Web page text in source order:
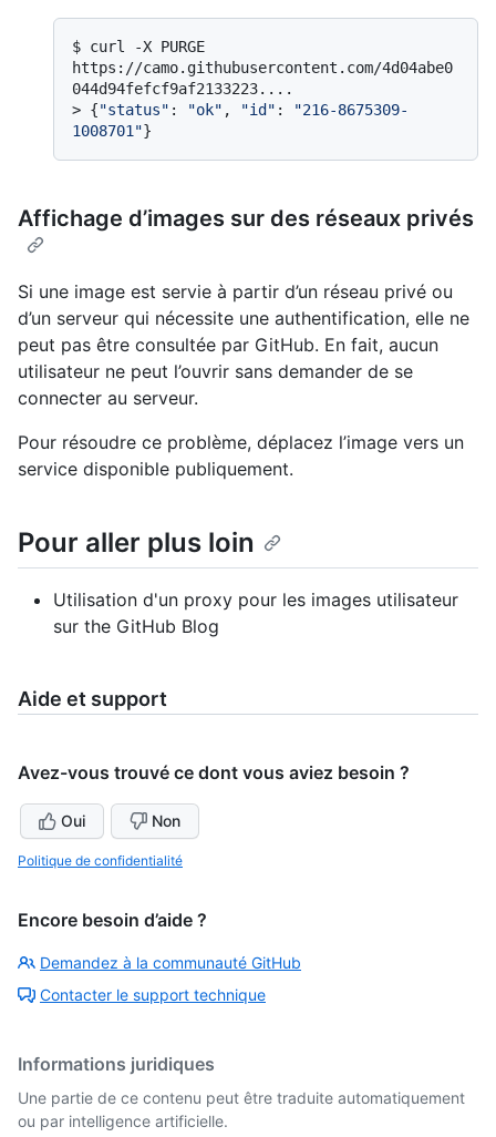
$ curl -X PURGE
https://camo.githubusercontent.com/4d04abe0
044d94fefcf9af2133223....
> {"status" : "ok" , "id" :
"216-8675309-
1008701"}
Affichage d’images sur des réseaux privés
Si une image est servie à partir d’un réseau privé ou
d’un serveur qui nécessite une authentification, elle ne
peut pas être consultée par GitHub. En fait, aucun
utilisateur ne peut l’ouvrir sans demander de se
connecter au serveur.
Pour résoudre ce problème, déplacez l’image vers un
service disponible publiquement.
Pour aller plus loin
Utilisation d'un proxy pour les images utilisateur
sur the GitHub Blog
Aide et support
Avez-vous trouvé ce dont vous aviez besoin ?
Oui Non
Politique de confidentialité
Encore besoin d’aide ?
Demandez à la communauté GitHub
Contacter le support technique
Informations juridiques
Une partie de ce contenu peut être traduite automatiquement
ou par intelligence artificielle.